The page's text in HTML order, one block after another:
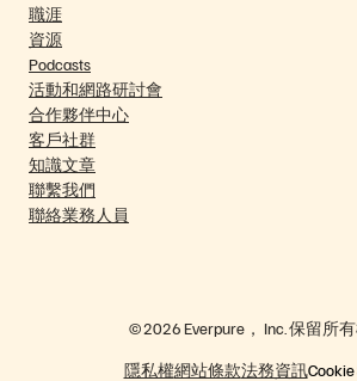
職涯
資源
Podcasts
活動和網路研討會
合作夥伴中心
客戶社群
知識文章
聯繫我們
聯絡業務人員
© 2026 Everpure， Inc. 保留所有
隱私權網站條款法務資訊